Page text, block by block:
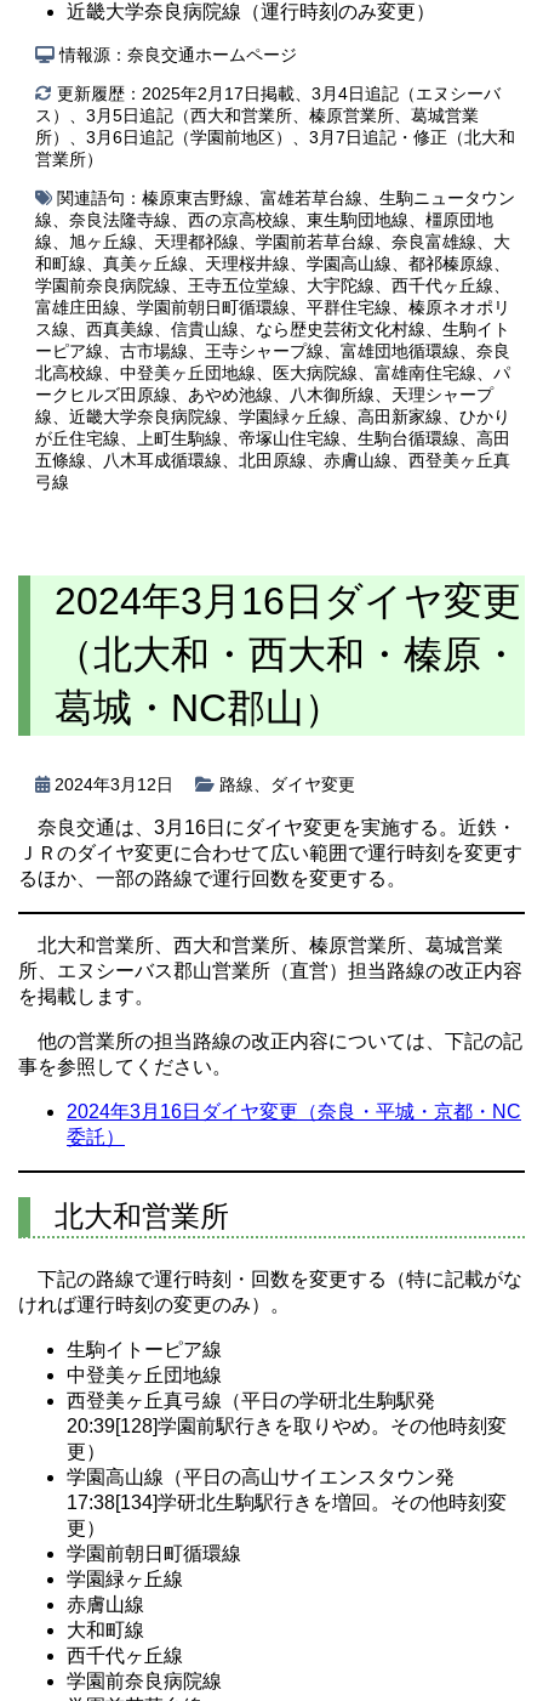
近畿大学奈良病院線（運行時刻のみ変更）
情報源：奈良交通ホームページ
更新履歴：2025年2月17日掲載、3月4日追記（エヌシーバ
ス）、3月5日追記（西大和営業所、榛原営業所、葛城営業
所）、3月6日追記（学園前地区）、3月7日追記・修正（北大和
営業所）
関連語句： 榛原東吉野線 富雄若草台線
生駒ニュータウン
線
奈良法隆寺線 西の京高校線 東生駒団地線
橿原団地
線
旭ヶ丘線 天理都祁線 学園前若草台線 奈良富雄線
大
和町線
真美ヶ丘線 天理桜井線 学園高山線 都祁榛原線
学園前奈良病院線
王寺五位堂線 大宇陀線 西千代ヶ丘線
富雄庄田線
学園前朝日町循環線 平群住宅線
榛原ネオポリ
ス線
西真美線 信貴山線 なら歴史芸術文化村線
生駒イト
ーピア線
古市場線 王寺シャープ線 富雄団地循環線
奈良
北高校線
中登美ヶ丘団地線 医大病院線 富雄南住宅線
パ
ークヒルズ田原線
あやめ池線 八木御所線
天理シャープ
線
近畿大学奈良病院線 学園緑ヶ丘線 高田新家線
ひかり
が丘住宅線
上町生駒線 帝塚山住宅線 生駒台循環線
高田
五條線
八木耳成循環線 北田原線 赤膚山線
西登美ヶ丘真
弓線
2024年3月16日ダイヤ変更
（北大和・西大和・榛原・
葛城・NC郡山）
2024年3月12日 路線 ダイヤ変更
奈良交通は、3月16日にダイヤ変更を実施する。近鉄・
ＪＲのダイヤ変更に合わせて広い範囲で運行時刻を変更す
るほか、一部の路線で運行回数を変更する。
北大和営業所、西大和営業所、榛原営業所、葛城営業
所、エヌシーバス郡山営業所（直営）担当路線の改正内容
を掲載します。
他の営業所の担当路線の改正内容については、下記の記
事を参照してください。
2024年3月16日ダイヤ変更（奈良・平城・京都・NC
委託）
北大和営業所
下記の路線で運行時刻・回数を変更する（特に記載がな
ければ運行時刻の変更のみ）。
生駒イトーピア線
中登美ヶ丘団地線
西登美ヶ丘真弓線（平日の学研北生駒駅発
20:39[128]学園前駅行きを取りやめ。その他時刻変
更）
学園高山線（平日の高山サイエンスタウン発
17:38[134]学研北生駒駅行きを増回。その他時刻変
更）
学園前朝日町循環線
学園緑ヶ丘線
赤膚山線
大和町線
西千代ヶ丘線
学園前奈良病院線